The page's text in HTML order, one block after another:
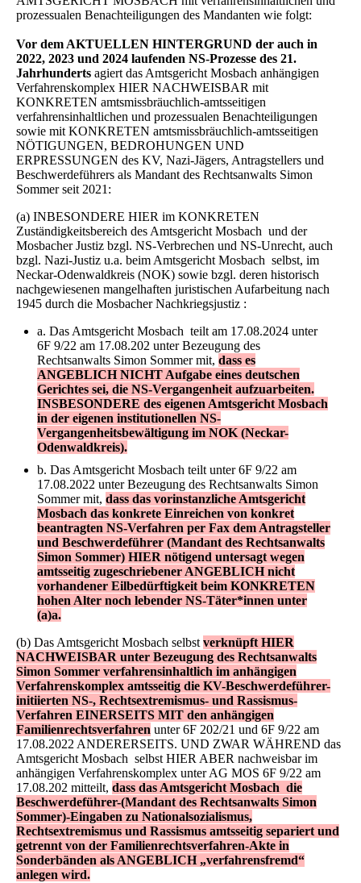
prozessualen Benachteiligungen des Mandanten wie folgt:
Vor dem AKTUELLEN HINTERGRUND der auch in
2022, 2023 und 2024 laufenden NS-Prozesse des 21.
Jahrhunderts agiert das Amtsgericht Mosbach anhängigen
Verfahrenskomplex HIER NACHWEISBAR mit
KONKRETEN amtsmissbräuchlich-amtsseitigen
verfahrensinhaltlichen und prozessualen Benachteiligungen
sowie mit KONKRETEN amtsmissbräuchlich-amtsseitigen
NÖTIGUNGEN, BEDROHUNGEN UND
ERPRESSUNGEN des KV, Nazi-Jägers, Antragstellers und
Beschwerdeführers als Mandant des Rechtsanwalts Simon
Sommer seit 2021:
(a) INBESONDERE HIER im KONKRETEN
Zuständigkeitsbereich des Amtsgericht Mosbach und der
Mosbacher Justiz bzgl. NS-Verbrechen und NS-Unrecht, auch
bzgl. Nazi-Justiz u.a. beim Amtsgericht Mosbach selbst, im
Neckar-Odenwaldkreis (NOK) sowie bzgl. deren historisch
nachgewiesenen mangelhaften juristischen Aufarbeitung nach
1945 durch die Mosbacher Nachkriegsjustiz :
a. Das Amtsgericht Mosbach teilt am 17.08.2024 unter
6F 9/22 am 17.08.202 unter Bezeugung des
Rechtsanwalts Simon Sommer mit, dass es
ANGEBLICH NICHT Aufgabe eines deutschen
Gerichtes sei, die NS-Vergangenheit aufzuarbeiten.
INSBESONDERE des eigenen Amtsgericht Mosbach
in der eigenen institutionellen NS-
Vergangenheitsbewältigung im NOK (Neckar-
Odenwaldkreis).
b. Das Amtsgericht Mosbach teilt unter 6F 9/22 am
17.08.2022 unter Bezeugung des Rechtsanwalts Simon
Sommer mit, dass das vorinstanzliche Amtsgericht
Mosbach das konkrete Einreichen von konkret
beantragten NS-Verfahren per Fax dem Antragsteller
und Beschwerdeführer (Mandant des Rechtsanwalts
Simon Sommer) HIER nötigend untersagt wegen
amtsseitig zugeschriebener ANGEBLICH nicht
vorhandener Eilbedürftigkeit beim KONKRETEN
hohen Alter noch lebender NS-Täter*innen unter
(a)a.
(b) Das Amtsgericht Mosbach selbst verknüpft HIER
NACHWEISBAR unter Bezeugung des Rechtsanwalts
Simon Sommer verfahrensinhaltlich im anhängigen
Verfahrenskomplex amtsseitig die KV-Beschwerdeführer-
initiierten NS-, Rechtsextremismus- und Rassismus-
Verfahren EINERSEITS MIT den anhängigen
Familienrechtsverfahren unter 6F 202/21 und 6F 9/22 am
17.08.2022 ANDERERSEITS. UND ZWAR WÄHREND das
Amtsgericht Mosbach selbst HIER ABER nachweisbar im
anhängigen Verfahrenskomplex unter AG MOS 6F 9/22 am
17.08.202 mitteilt, dass das Amtsgericht Mosbach die
Beschwerdeführer-(Mandant des Rechtsanwalts Simon
Sommer)-Eingaben zu Nationalsozialismus,
Rechtsextremismus und Rassismus amtsseitig separiert und
getrennt von der Familienrechtsverfahren-Akte in
Sonderbänden als ANGEBLICH „verfahrensfremd“
anlegen wird.